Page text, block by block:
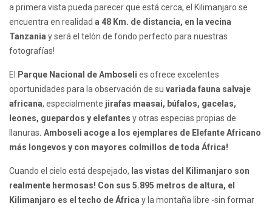
a primera vista pueda parecer que está cerca, el Kilimanjaro se
encuentra en realidad a 48 Km. de distancia, en la vecina
Tanzania y será el telón de fondo perfecto para nuestras
fotografías!
El Parque Nacional de Amboseli es ofrece excelentes
oportunidades para la observación de su variada fauna salvaje
africana, especialmente jirafas maasai, búfalos, gacelas,
leones, guepardos y elefantes y otras especias propias de
llanuras. Amboseli acoge a los ejemplares de Elefante Africano
más longevos y con mayores colmillos de toda África!
Cuando el cielo está despejado, las vistas del Kilimanjaro son
realmente hermosas! Con sus 5.895 metros de altura, el
Kilimanjaro es el techo de África y la montaña libre -sin formar